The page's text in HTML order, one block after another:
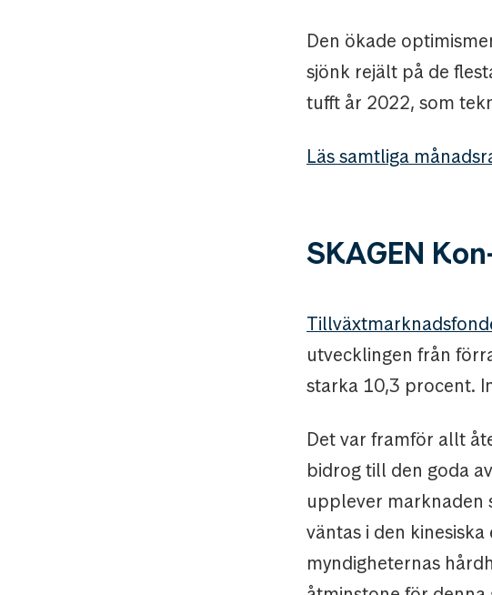
Den ökade
sjönk rejält på de
tufft år 2022, som
Läs samtliga
SKAGEN
utvecklingen från
starka 10,3 procent.
Det var framför allt
bidrog till den goda
upplever marknaden
väntas i den
myndigheternas